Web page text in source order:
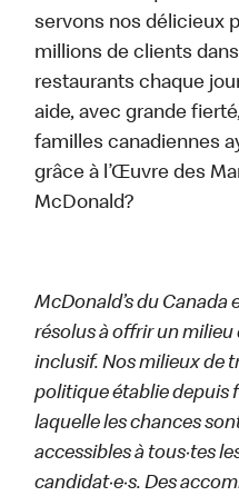
servons nos délicieux
millions de clients
restaurants chaque
aide, avec grande
familles canadiennes
grâce à l’Œuvre des
McDonald?
McDonald’s du Canada
résolus à offrir un
inclusif. Nos milieux de
politique établie depuis
laquelle les chances
accessibles à tous·tes
candidat·e·s. Des